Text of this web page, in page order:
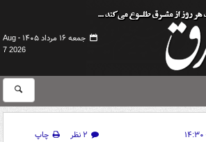
جمعه ۱۶ مرداد ۱۴۰۵ -
Aug
7 2026
۲ نظر
چاپ